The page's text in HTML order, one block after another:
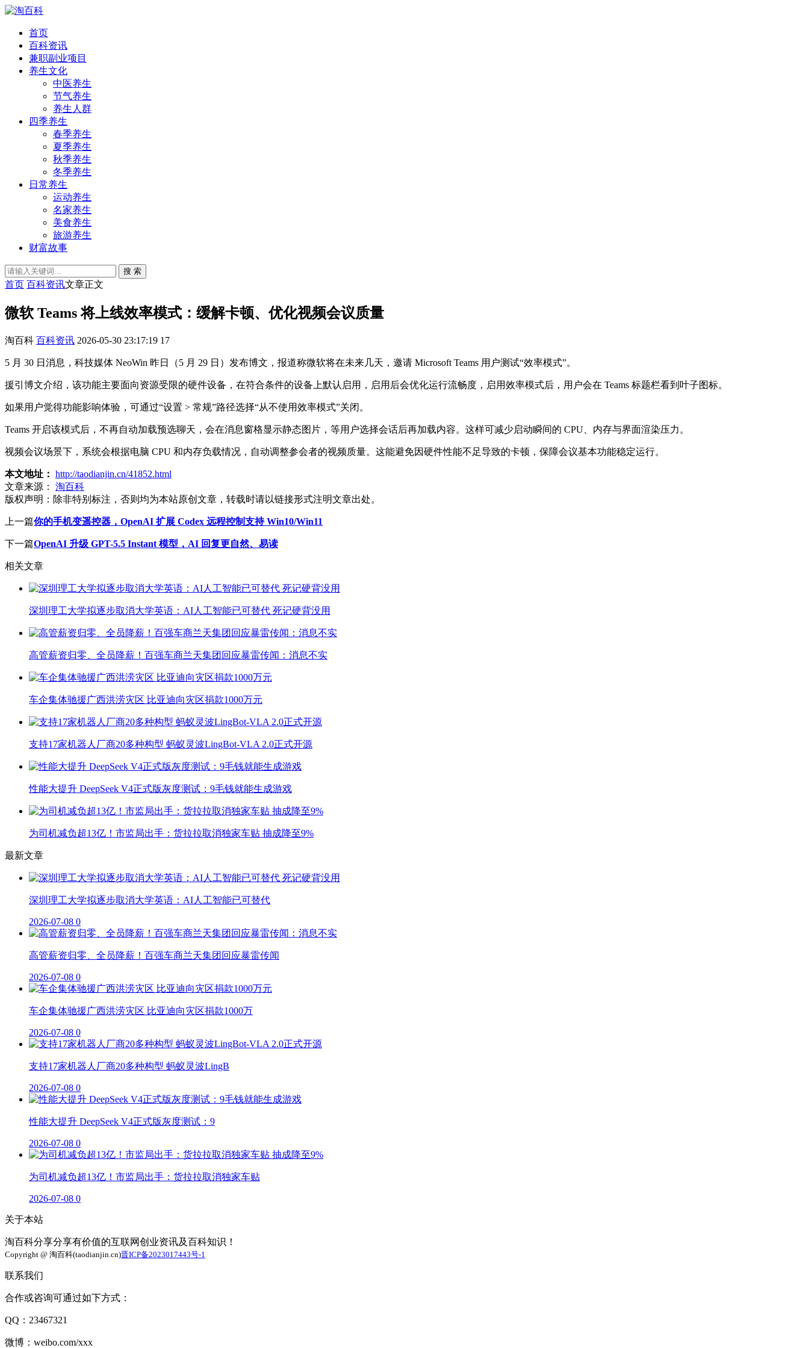
首页
百科资讯
兼职副业项目
养生文化
中医养生
节气养生
养生人群
四季养生
春季养生
夏季养生
秋季养生
冬季养生
日常养生
运动养生
名家养生
美食养生
旅游养生
财富故事
搜 索
首页 百科资讯文章正文
微软 Teams 将上线效率模式：缓解卡顿、优化视频会议质量
淘百科 百科资讯 2026-05-30 23:17:19 17
5 月 30 日消息，科技媒体 NeoWin 昨日（5 月 29 日）发布博文，报道称微软将在未来几天，邀请 Microsoft Teams 用户测试“效率模式”。
援引博文介绍，该功能主要面向资源受限的硬件设备，在符合条件的设备上默认启用，启用后会优化运行流畅度，启用效率模式后，用户会在 Teams 标题栏看到叶子图标。
如果用户觉得功能影响体验，可通过“设置 > 常规”路径选择“从不使用效率模式”关闭。
Teams 开启该模式后，不再自动加载预选聊天，会在消息窗格显示静态图片，等用户选择会话后再加载内容。这样可减少启动瞬间的 CPU、内存与界面渲染压力。
视频会议场景下，系统会根据电脑 CPU 和内存负载情况，自动调整参会者的视频质量。这能避免因硬件性能不足导致的卡顿，保障会议基本功能稳定运行。
本文地址： http://taodianjin.cn/41852.html
文章来源：
淘百科
版权声明： 除非特别标注，否则均为本站原创文章，转载时请以链接形式注明文章出处。
上一篇你的手机变遥控器，OpenAI 扩展 Codex 远程控制支持 Win10/Win11
下一篇OpenAI 升级 GPT-5.5 Instant 模型，AI 回复更自然、易读
相关文章
深圳理工大学拟逐步取消大学英语：AI人工智能已可替代 死记硬背没用
高管薪资归零、全员降薪！百强车商兰天集团回应暴雷传闻：消息不实
车企集体驰援广西洪涝灾区 比亚迪向灾区捐款1000万元
支持17家机器人厂商20多种构型 蚂蚁灵波LingBot-VLA 2.0正式开源
性能大提升 DeepSeek V4正式版灰度测试：9毛钱就能生成游戏
为司机减负超13亿！市监局出手：货拉拉取消独家车贴 抽成降至9%
最新文章
深圳理工大学拟逐步取消大学英语：AI人工智能已可替代
2026-07-08 0
高管薪资归零、全员降薪！百强车商兰天集团回应暴雷传闻
2026-07-08 0
车企集体驰援广西洪涝灾区 比亚迪向灾区捐款1000万
2026-07-08 0
支持17家机器人厂商20多种构型 蚂蚁灵波LingB
2026-07-08 0
性能大提升 DeepSeek V4正式版灰度测试：9
2026-07-08 0
为司机减负超13亿！市监局出手：货拉拉取消独家车贴
2026-07-08 0
关于本站
淘百科分享分享有价值的互联网创业资讯及百科知识！
Copyright @ 淘百科(taodianjin.cn)晋ICP备2023017443号-1
联系我们
合作或咨询可通过如下方式：
QQ：23467321
微博：weibo.com/xxx